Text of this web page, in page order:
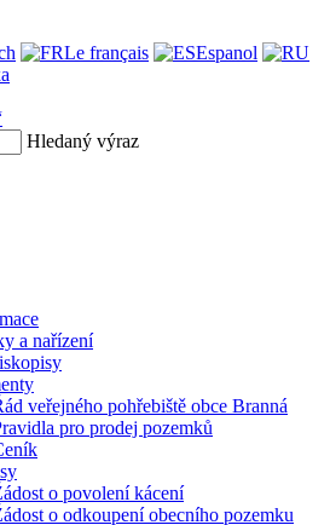
Le français
Espanol
Hledaný výraz
a nařízení
veřejného pohřebiště obce Branná
pro prodej pozemků
o povolení kácení
o odkoupení obecního pozemku